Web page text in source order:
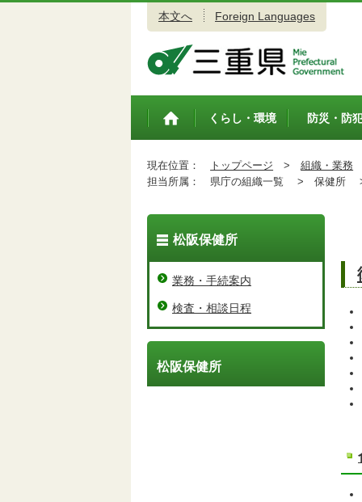
本文へ Foreign Languages
トップペ
くらし・環境 防災・防
現在位置： トップページ > 組織・業務
担当所属：
県庁の組織一覧 > 保健所
松阪保健所
業務・手続案内
検査・相談日程
松阪保健所